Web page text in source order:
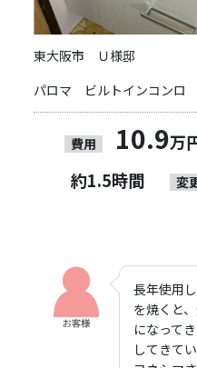
東大阪市 Ｕ様邸
パロマ ビルトインコンロ
費用 10.9万
約1.5時間 変
長年使用
を焼くと
になって
してきて